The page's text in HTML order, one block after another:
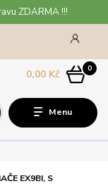
ZDARMA !!!
Menu
0
0,00 Kč
EX9BI, S